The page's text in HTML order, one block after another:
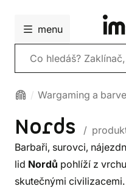
menu
Vyhledávání
Wargaming a
Nords
/
Barbaři, surovci,
lid Nordů pohlíží z
skutečnými civilizacemi.